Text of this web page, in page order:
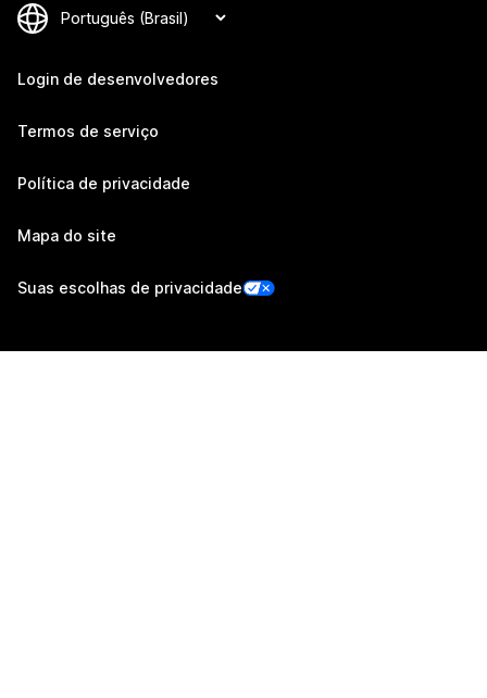
Login de desenvolvedores
Termos de serviço
Política de privacidade
Mapa do site
Suas escolhas de privacidade